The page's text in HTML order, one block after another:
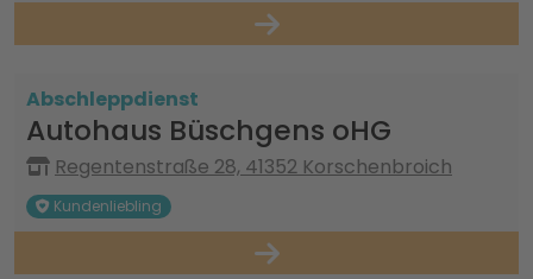
Abschleppdienst
Autohaus Büschgens oHG
Regentenstraße 28, 41352 Korschenbroich
Kundenliebling